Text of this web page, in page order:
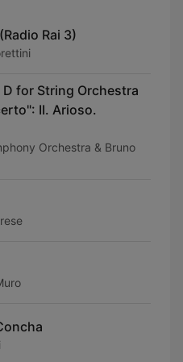
Rai 3)
for String Orchestra
II. Arioso.
Orchestra & Bruno